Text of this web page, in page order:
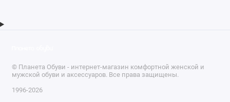
© Планета Обуви - интернет-магазин комфортной женской и
мужской обуви и аксессуаров. Все права защищены.
1996-2026